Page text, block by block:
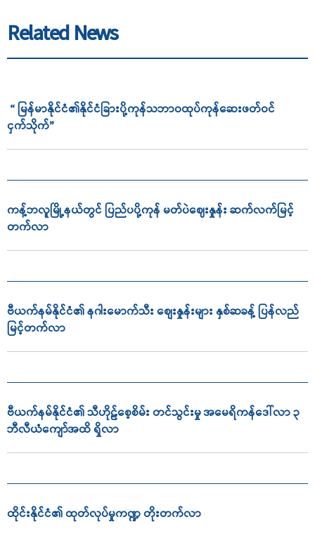
Related News
“ မြန်မာနိုင်ငံ၏နိုင်ငံခြားပို့ကုန်သဘာဝထုပ်ကုန်ဆေးဖတ်ဝင်
ငှက်သိုက်”
ကန့်ဘလူမြို့နယ်တွင် ပြည်ပပို့ကုန် မတ်ပဲဈေးနှုန်း ဆက်လက်မြင့်
တက်လာ
ဗီယက်နမ်နိုင်ငံ၏ နဂါးမောက်သီး စျေးနှုန်းများ နှစ်ဆခန့် ပြန်လည်
မြင့်တက်လာ
ဗီယက်နမ်နိုင်ငံ၏ သီဟိုဠ်စေ့စိမ်း တင်သွင်းမှု အမေရိကန်ဒေါ်လာ ၃
ဘီလီယံကျော်အထိ ရှိလာ
ထိုင်းနိုင်ငံ၏ ထုတ်လုပ်မှုကဏ္ဍ တိုးတက်လာ